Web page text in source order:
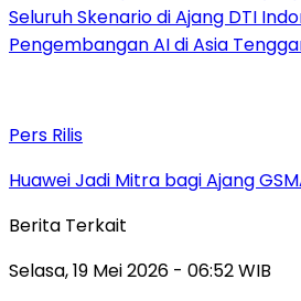
Seluruh Skenario di Ajang DTI
Pengembangan AI di Asia
Pers Rilis
Huawei Jadi Mitra bagi Ajang
Berita Terkait
Selasa, 19 Mei 2026 - 06:52 WIB